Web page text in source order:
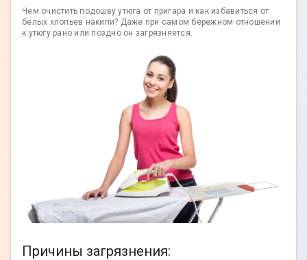
Чем очистить подошву утюга от пригара и как избавиться от
белых хлопьев накипи? Даже при самом бережном отношении
к утюгу рано или поздно он загрязняется.
Причины загрязнения: